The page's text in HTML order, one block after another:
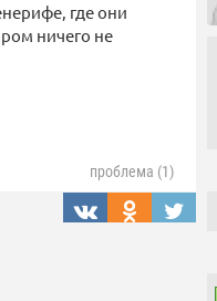
где они
ничего не
проблема (1)